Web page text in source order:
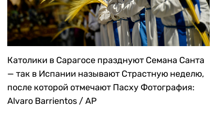
Католики в Сарагосе празднуют Семана Санта
— так в Испании называют Страстную неделю,
после которой отмечают Пасху Фотография:
Alvaro Barrientos / AP